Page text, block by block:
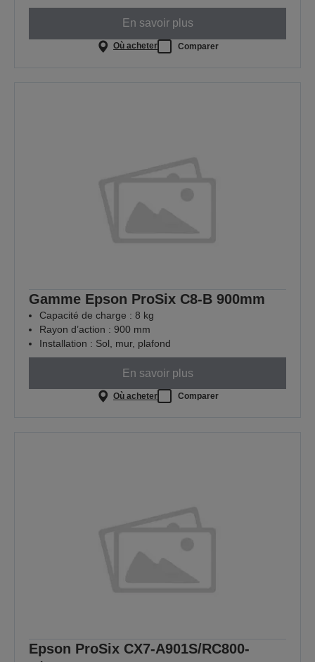
En savoir plus
Où acheter Comparer
Gamme Epson ProSix C8-B 900mm
Capacité de charge : 8 kg
Rayon d’action : 900 mm
Installation : Sol, mur, plafond
En savoir plus
Où acheter Comparer
Epson ProSix CX7-A901S/RC800-